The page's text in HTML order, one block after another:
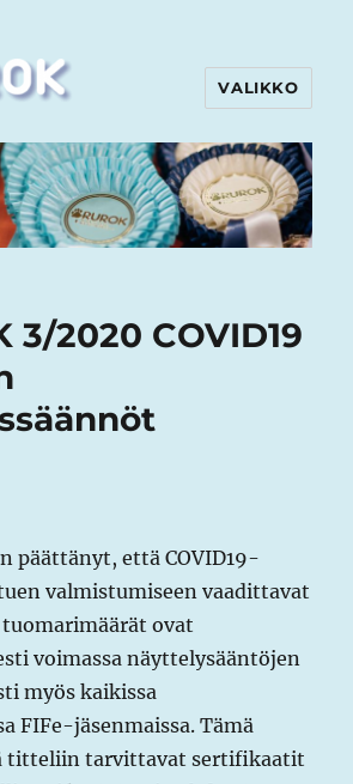
VALIKKO
3/2020 COVID19
päättänyt, että COVID19-
valmistumiseen vaadittavat
ovat
voimassa näyttelysääntöjen
myös kaikissa
FIFe-jäsenmaissa. Tämä
titteliin tarvittavat sertifikaatit